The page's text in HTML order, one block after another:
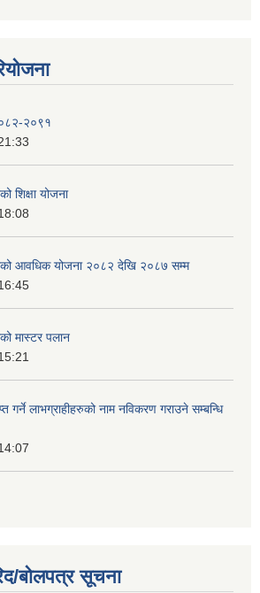
२०९१
शिक्षा योजना
आवधिक योजना २०८२ देखि २०८७ सम्म
मास्टर पलान
गर्ने लाभग्राहीहरुको नाम नविकरण गराउने सम्बन्धि
बोलपत्र सूचना